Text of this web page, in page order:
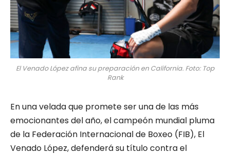
El Venado López afina su preparación en California. Foto: Top
Rank
En una velada que promete ser una de las más
emocionantes del año, el campeón mundial pluma
de la Federación Internacional de Boxeo (FIB), El
Venado López, defenderá su título contra el